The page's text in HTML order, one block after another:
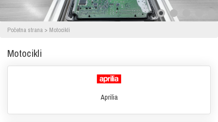
Početna strana > Motocikli
Motocikli
Aprilia